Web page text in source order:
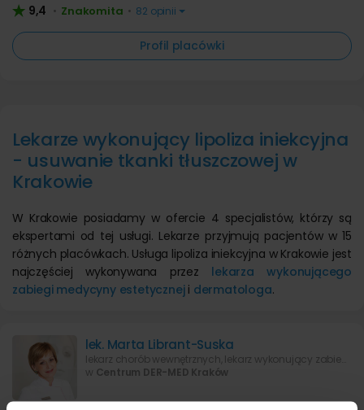
9,4 • Znakomita • 82 opinii
Profil placówki
Lekarze wykonujący lipoliza iniekcyjna
- usuwanie tkanki tłuszczowej w
Krakowie
W Krakowie posiadamy w ofercie 4 specjalistów, którzy są
ekspertami od tej usługi. Lekarze przyjmują pacjentów w 15
różnych placówkach. Usługa lipoliza iniekcyjna w Krakowie jest
najczęściej wykonywana przez lekarza wykonującego
zabiegi medycyny estetyczneji dermatologa.
lek. Marta Librant-Suska
lekarz chorób wewnętrznych, lekarz wykonujący zabiegi medycyny estetycznej
w Centrum DER-MED Kraków